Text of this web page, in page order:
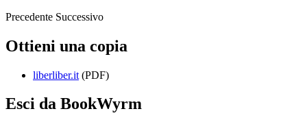
Precedente Successivo
Ottieni una copia
liberliber.it (PDF)
Esci da BookWyrm